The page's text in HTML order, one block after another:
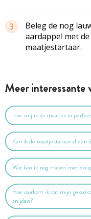
3
Beleg de nog
aardappel met de
maatjestartaar.
Meer interessante
Hoe snij ik de maatjes in
Kan ik de maatjestartaar al een
Wat kan ik nog maken met
Hoe voorkom ik dat mijn
snijden?